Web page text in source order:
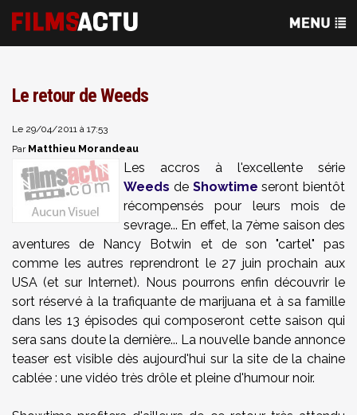
Le retour de Weeds
Le 29/04/2011 à 17:53
Par Matthieu Morandeau
Les accros à l'excellente série
Weeds de Showtime seront bientôt
récompensés pour leurs mois de
sevrage... En effet, la 7ème saison des
aventures de Nancy Botwin et de son "cartel" pas
comme les autres reprendront le 27 juin prochain aux
USA (et sur Internet). Nous pourrons enfin découvrir le
sort réservé à la trafiquante de marijuana et à sa famille
dans les 13 épisodes qui composeront cette saison qui
sera sans doute la dernière... La nouvelle bande annonce
teaser est visible dès aujourd'hui sur la site de la chaine
cablée : une vidéo très drôle et pleine d'humour noir.